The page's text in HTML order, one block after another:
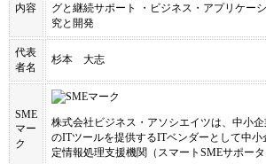
内容
グと継続サポート ・ビジネス・アプリケー
究と開発
代表
者名
杉本 大志
SME
マー
ク
株式会社ビジネス・アソシエイツは、中小
のITツールを提供するITベンダーとして中
定情報処理支援機関（スマートSMEサポータ